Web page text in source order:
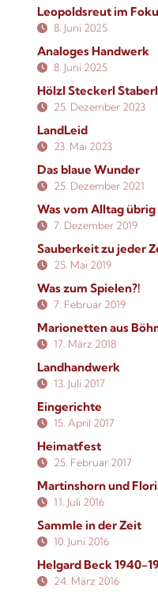
Leopoldsreut im
8. Juni 2025
Analoges Handwerk
8. Juni 2025
Hölzl Steckerl Staberl
25. Dezember 2023
LandLeid
23. Mai 2023
Das blaue Wunder
25. Dezember 2021
Was vom Alltag
7. Dezember 2019
Sauberkeit zu jeder
25. Mai 2019
Was zum Spielen?!
7. Februar 2019
Marionetten aus
17. März 2018
Landhandwerk
13. Juli 2017
Eingerichte
15. April 2017
Heimatfest
25. Februar 2017
Martinshorn und
11. Juli 2016
Sammle in der Zeit
10. Juni 2016
Helgard Beck 1940-
24. März 2016